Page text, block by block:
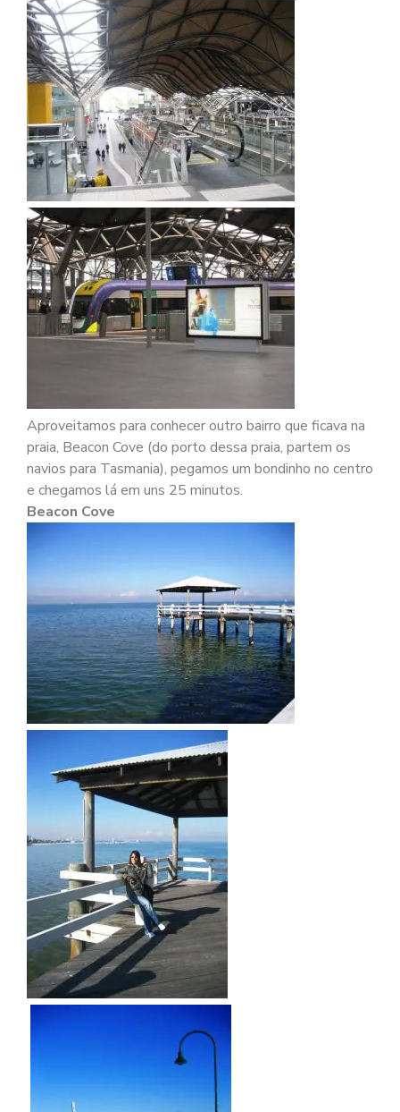
Aproveitamos para conhecer outro bairro que ficava na
praia, Beacon Cove (do porto dessa praia, partem os
navios para Tasmania), pegamos um bondinho no centro
e chegamos lá em uns 25 minutos.
Beacon Cove